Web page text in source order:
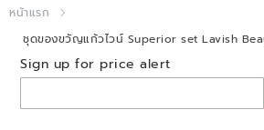
หน้าแรก
ชุดของขวัญแก้วไวน์ Superior set Lavish
Sign up for price alert